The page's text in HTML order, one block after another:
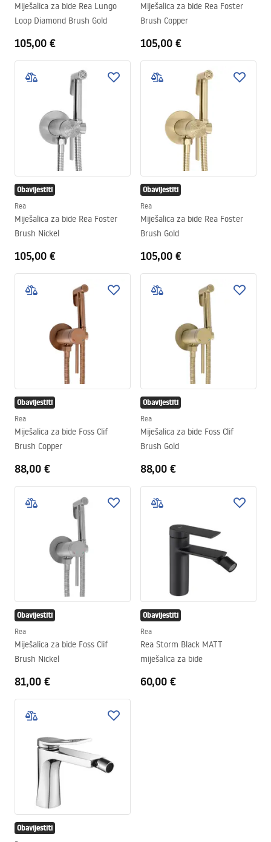
Miješalica za bide Rea Lungo
Loop Diamond Brush Gold
105,00 €
Miješalica za bide Rea Foster
Brush Copper
105,00 €
Obavijestiti
Rea
Miješalica za bide Rea Foster
Brush Nickel
105,00 €
Obavijestiti
Rea
Miješalica za bide Rea Foster
Brush Gold
105,00 €
Obavijestiti
Rea
Miješalica za bide Foss Clif
Brush Copper
88,00 €
Obavijestiti
Rea
Miješalica za bide Foss Clif
Brush Gold
88,00 €
Obavijestiti
Rea
Miješalica za bide Foss Clif
Brush Nickel
81,00 €
Obavijestiti
Rea
Rea Storm Black MATT
miješalica za bide
60,00 €
Obavijestiti